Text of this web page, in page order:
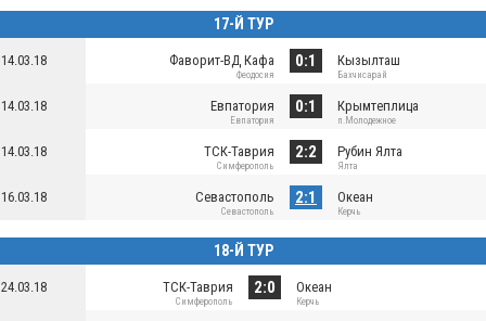
17-Й ТУР
14.03.18 Фаворит-ВД Кафа
Феодосия
0:1 Кызылташ
Бахчисарай
14.03.18 Евпатория
Евпатория
0:1 Крымтеплица
п.Молодежное
14.03.18 ТСК-Таврия
Симферополь
2:2 Рубин Ялта
Ялта
16.03.18 Севастополь
Севастополь
2:1 Океан
Керчь
18-Й ТУР
24.03.18 ТСК-Таврия
Симферополь
2:0 Океан
Керчь